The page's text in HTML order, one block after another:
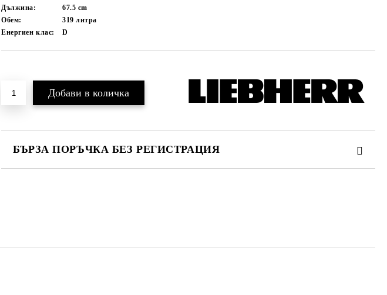
Дължина:
67.5 cm
Обем:
319литра
Енергиен клас:
D
БЪРЗА ПОРЪЧКА БЕЗ РЕГИСТРАЦИЯ